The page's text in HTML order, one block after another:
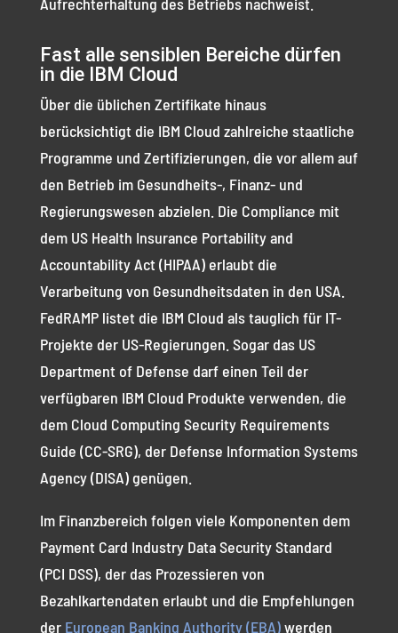
Fast alle sensiblen Bereiche dürfen
in die IBM Cloud
Über die üblichen Zertifikate hinaus
berücksichtigt die IBM Cloud zahlreiche staatliche
Programme und Zertifizierungen, die vor allem auf
den Betrieb im Gesundheits-, Finanz- und
Regierungswesen abzielen. Die Compliance mit
dem US Health Insurance Portability and
Accountability Act (HIPAA) erlaubt die
Verarbeitung von Gesundheitsdaten in den USA.
FedRAMP listet die IBM Cloud als tauglich für IT-
Projekte der US-Regierungen. Sogar das US
Department of Defense darf einen Teil der
verfügbaren IBM Cloud Produkte verwenden, die
dem Cloud Computing Security Requirements
Guide (CC-SRG), der Defense Information Systems
Agency (DISA) genügen.
Im Finanzbereich folgen viele Komponenten dem
Payment Card Industry Data Security Standard
(PCI DSS), der das Prozessieren von
Bezahlkartendaten erlaubt und die Empfehlungen
der European Banking Authority (EBA)werden